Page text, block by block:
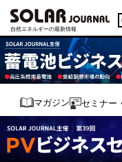
マガジン セミナー